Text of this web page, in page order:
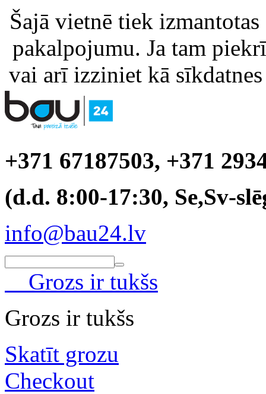
Šajā vietnē tiek
pakalpojumu. Ja tam
vai arī izziniet kā
+371 67187503, +371
(d.d. 8:00-17:30, Se,Sv-
info@bau24.lv
Grozs ir tukšs
Grozs ir tukšs
Skatīt grozu
Checkout